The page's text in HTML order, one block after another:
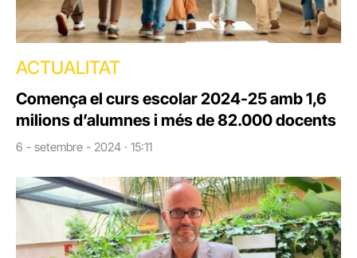
ACTUALITAT
Comença el curs escolar 2024-25 amb 1,6
milions d’alumnes i més de 82.000 docents
6 - setembre - 2024 · 15:11